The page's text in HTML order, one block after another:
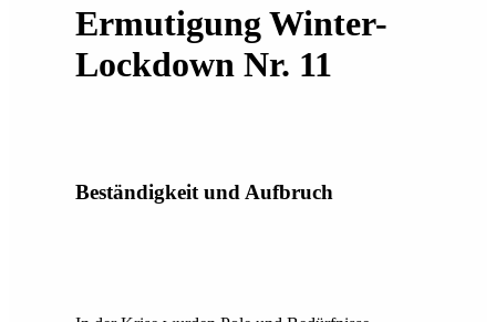
Ermutigung Winter-
Lockdown Nr. 11
Beständigkeit und Aufbruch